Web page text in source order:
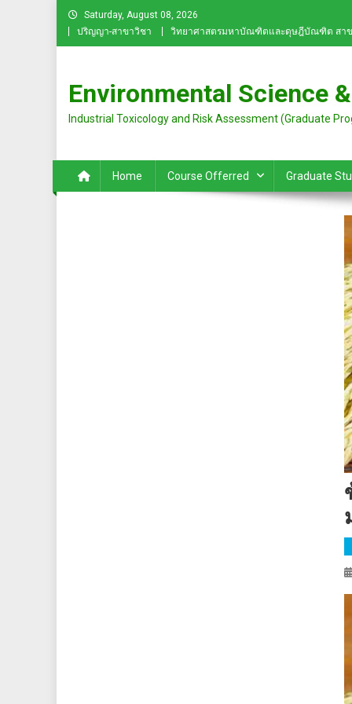
Skip
content
Saturday, August 08, 2026
ปริญญา-สาขาวิชา
วิทยาศาสตรมหาบัณฑิตและดุษฎีบัณฑิต สาข
Environmental Science &
Industrial Toxicology and Risk Assessment (Graduate
Home Course Offerred Graduate